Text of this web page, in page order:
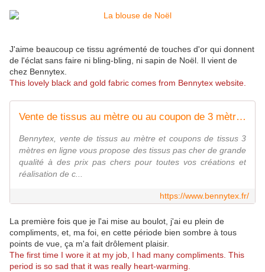
J'aime beaucoup ce tissu agrémenté de touches d'or qui donnent
de l'éclat sans faire ni bling-bling, ni sapin de Noël. Il vient de
chez Bennytex.
This lovely black and gold fabric comes from Bennytex website.
Vente de tissus au mètre ou au coupon de 3 mètres de qualité à des prix pas cher - Bennytex
Bennytex, vente de tissus au mètre et coupons de tissus 3
mètres en ligne vous propose des tissus pas cher de grande
qualité à des prix pas chers pour toutes vos créations et
réalisation de c...
https://www.bennytex.fr/
La première fois que je l'ai mise au boulot, j'ai eu plein de
compliments, et, ma foi, en cette période bien sombre à tous
points de vue, ça m'a fait drôlement plaisir.
The first time I wore it at my job, I had many compliments. This
period is so sad that it was really heart-warming.